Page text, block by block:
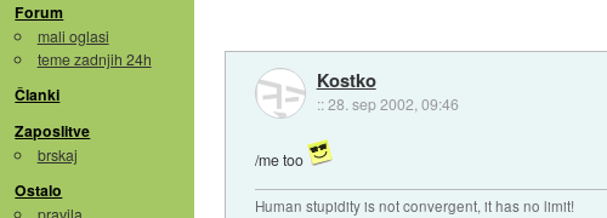
Forum
mali oglasi
teme zadnjih 24h
Članki
Zaposlitve
brskaj
Ostalo
pravila
Kostko
::28. sep 2002, 09:46
/me too
Human stupidity is not convergent, it has no limit!